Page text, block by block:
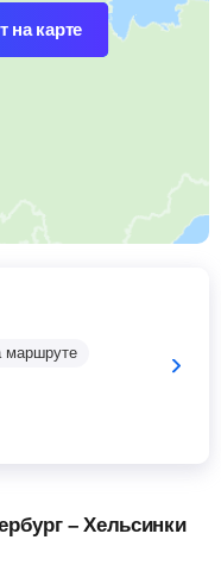
на карте
маршруте